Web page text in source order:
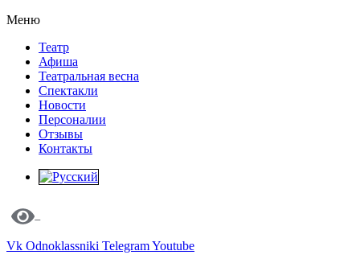
Меню
Театр
Афиша
Театральная весна
Спектакли
Новости
Персоналии
Отзывы
Контакты
Vk Odnoklassniki TelegramYoutube